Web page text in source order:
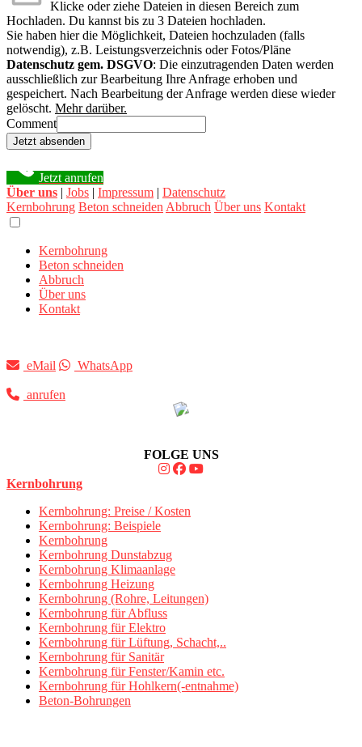
Klicke oder ziehe Dateien in diesen Bereich zum
Hochladen. Du kannst bis zu 3 Dateien hochladen.
Sie haben hier die Möglichkeit, Dateien hochzuladen (falls
notwendig), z.B. Leistungsverzeichnis oder Fotos/Pläne
Datenschutz gem. DSGVO: Die einzutragenden Daten werden
ausschließlich zur Bearbeitung Ihre Anfrage erhoben und
gespeichert. Nach Bearbeitung der Anfrage werden diese wieder
gelöscht. Mehr darüber.
Comment
Jetzt absenden
Jetzt anrufen
Über uns | Jobs | Impressum | Datenschutz
Kernbohrung Beton schneiden Abbruch Über uns Kontakt
Kernbohrung
Beton schneiden
Abbruch
Über uns
Kontakt
eMail WhatsApp
anrufen
FOLGE UNS
Kernbohrung
Kernbohrung: Preise / Kosten
Kernbohrung: Beispiele
Kernbohrung
Kernbohrung Dunstabzug
Kernbohrung Klimaanlage
Kernbohrung Heizung
Kernbohrung (Rohre, Leitungen)
Kernbohrung für Abfluss
Kernbohrung für Elektro
Kernbohrung für Lüftung, Schacht,..
Kernbohrung für Sanitär
Kernbohrung für Fenster/Kamin etc.
Kernbohrung für Hohlkern(-entnahme)
Beton-Bohrungen